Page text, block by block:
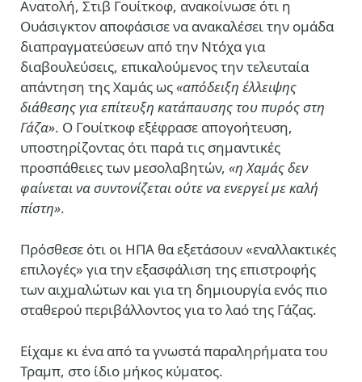
Ανατολή, Στιβ Γουίτκοφ, ανακοίνωσε ότι η
Ουάσιγκτον αποφάσισε ναανακαλέσει την ομάδα
διαπραγματεύσεων από την Ντόχαγια
διαβουλεύσεις, επικαλούμενος την τελευταία
απάντηση της Χαμάς ως«απόδειξη έλλειψης
διάθεσης για επίτευξη κατάπαυσης του πυρός στη
Γάζα». Ο Γουίτκοφ εξέφρασε απογοήτευση,
υποστηρίζοντας ότιπαρά τις σημαντικές
προσπάθειες των μεσολαβητών, «η Χαμάς δεν
φαίνεται να συντονίζεται ούτε να ενεργεί με καλή
πίστη».
Πρόσθεσε ότι οι ΗΠΑ θα εξετάσουν«εναλλακτικές
επιλογές» για την εξασφάλιση της επιστροφής
των αιχμαλώτων και για τη δημιουργία ενός πιο
σταθερού περιβάλλοντος για το λαό της Γάζας.
Είχαμε κι ένα από τα γνωστά παραληρήματα του
Τραμπ, στο ίδιο μήκος κύματος.